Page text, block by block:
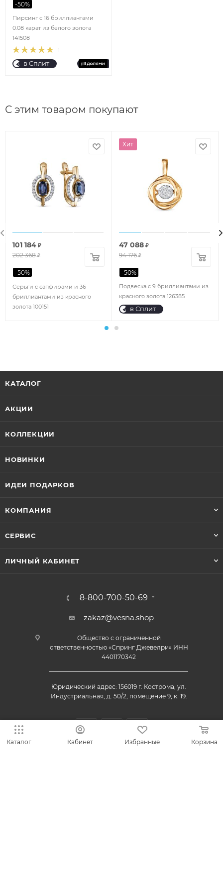
1
Пирсинг с 16 бриллиантами
0.08 карат из белого золота
141508
-50%
в Сплит
С этим товаром покупают
Серьги с сапфирами и 36
бриллиантами из красного
золота 100151
101 184 ₽
202 368₽
-50%
Хит
Подвеска с 9 бриллиантами из
красного золота 126385
47 088 ₽
94 176₽
-50%
в Сплит
КАТАЛОГ
АКЦИИ
КОЛЛЕКЦИИ
НОВИНКИ
ИДЕИ ПОДАРКОВ
КОМПАНИЯ
СЕРВИС
ЛИЧНЫЙ КАБИНЕТ
8-800-700-50-69
zakaz@vesna.shop
Общество с ограниченной
ответственностью «Спринг Джевелри» ИНН
4401170342
Юридический адрес: 156019 г. Кострома, ул.
Индустриальная, д. 50/2, помещение 9, к. 19.
Каталог Кабинет Избранные Корзина